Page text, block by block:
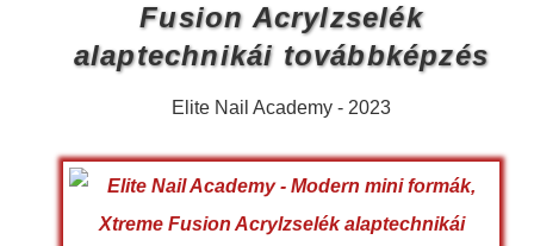
Fusion Acrylzselék
alaptechnikái továbbképzés
Elite Nail Academy - 2023